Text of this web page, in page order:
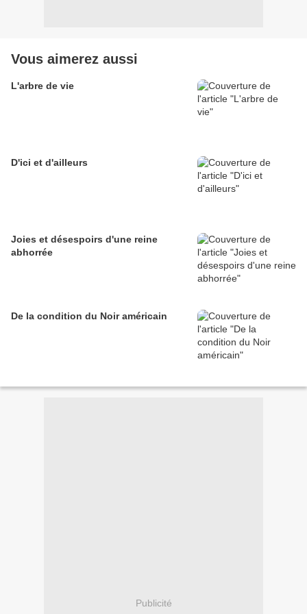
Vous aimerez aussi
L'arbre de vie
D'ici et d'ailleurs
Joies et désespoirs d'une reine
abhorrée
De la condition du Noir américain
Publicité